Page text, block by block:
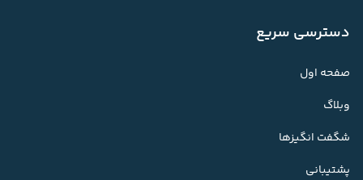
دسترسی سریع
صفحه اول
وبلاگ
شگفت انگیزها
پشتیبانی